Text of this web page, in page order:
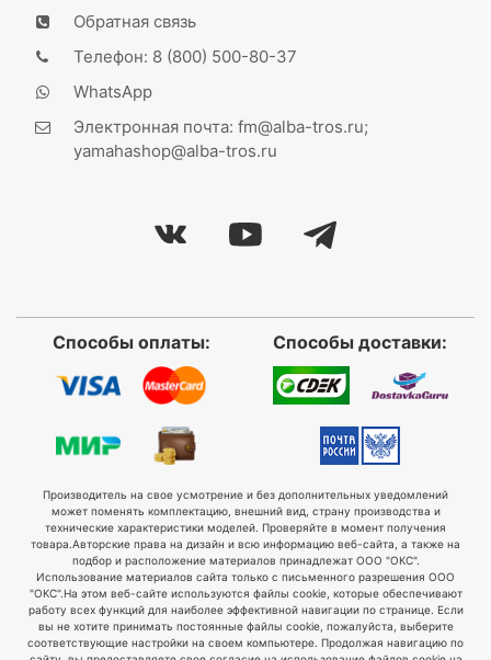
Обратная связь
Телефон: 8 (800) 500-80-37
WhatsApp
Электронная почта: fm@alba-tros.ru;
yamahashop@alba-tros.ru
Способы оплаты: Способы доставки:
Производитель на свое усмотрение и без дополнительных уведомлений
может поменять комплектацию, внешний вид, страну производства и
технические характеристики моделей. Проверяйте в момент получения
товара. Авторские права на дизайн и всю информацию веб-сайта, а также на
подбор и расположение материалов принадлежат ООО "ОКС".
Использование материалов сайта только с письменного разрешения ООО
"ОКС".На этом веб-сайте используются файлы cookie, которые обеспечивают
работу всех функций для наиболее эффективной навигации по странице. Если
вы не хотите принимать постоянные файлы cookie, пожалуйста, выберите
соответствующие настройки на своем компьютере. Продолжая навигацию по